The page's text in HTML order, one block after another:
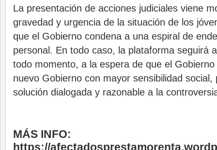
La presentación de acciones judiciales viene
gravedad y urgencia de la situación de los
que el Gobierno condena a una espiral de
personal. En todo caso, la plataforma seguirá
todo momento, a la espera de que el
nuevo Gobierno con mayor sensibilidad social,
solución dialogada y razonable a la
MÁS INFO:
https://